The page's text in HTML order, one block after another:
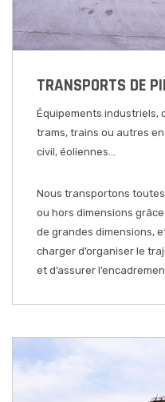
TRANSPORTS DE
Équipements industriels,
trams, trains ou autres
civil, éoliennes…
Nous transportons
ou hors dimensions
de grandes dimensions,
charger d’organiser le
et d’assurer